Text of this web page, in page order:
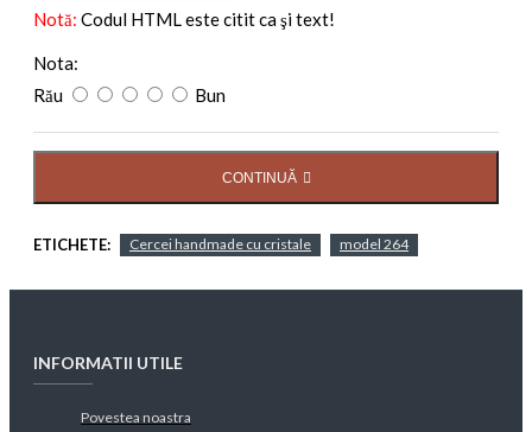
Notă: Codul HTML este citit ca şi text!
Nota:
Rău
Bun
CONTINUĂ
ETICHETE: Cercei handmade cu cristale model 264
INFORMATII UTILE
Povestea noastra